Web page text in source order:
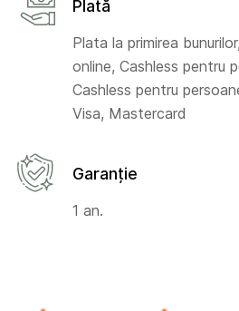
Plată
Plata la primirea
online, Cashless pentru
Cashless pentru
Visa, Mastercard
Garanție
1 an.